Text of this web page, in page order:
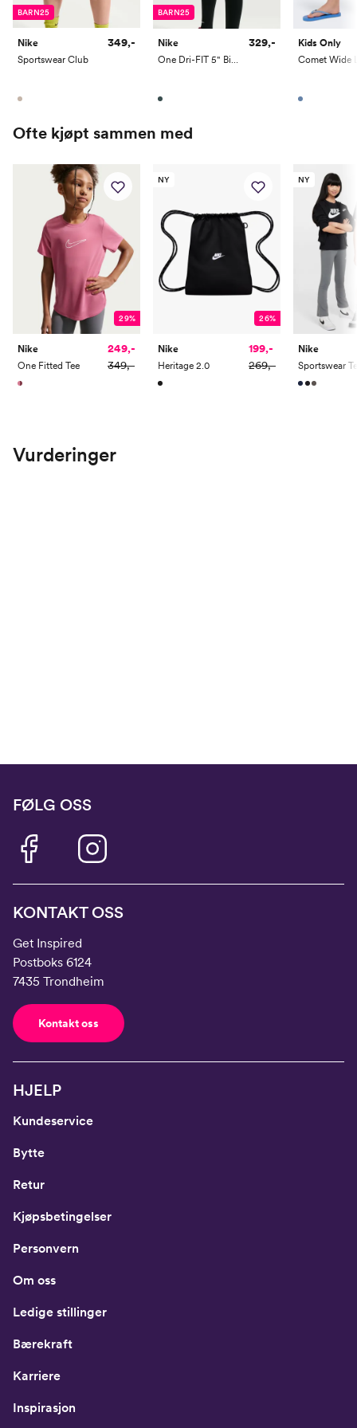
EU 16-18,5 18,5-23,5 27-35
BARN25
Nike
Sportswear Club
349,-
BARN25
Nike
One Dri-FIT 5" Biker Shorts
329,- Kids Only
Ofte kjøpt sammen med
29%
Nike
One Fitted Tee
249,-
349,-
NY
26%
Nike
Heritage 2.0
199,-
269,-
NY
Nike
Sportswear
Vurderinger
FØLG OSS
KONTAKT OSS
Get Inspired
Postboks 6124
7435 Trondheim
Kontakt oss
HJELP
Kundeservice
Bytte
Retur
Kjøpsbetingelser
Personvern
Om oss
Ledige stillinger
Bærekraft
Karriere
Inspirasjon